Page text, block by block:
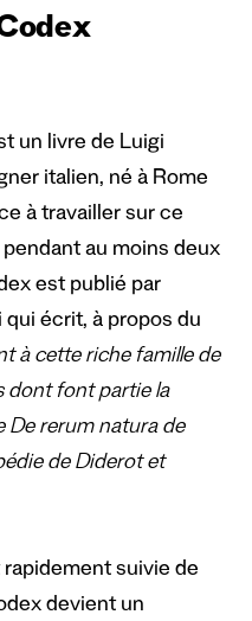
un livre de Luigi
italien, né à Rome
à travailler sur ce
au moins deux
est publié par
qui écrit, à propos du
à cette riche famille de
dont font partie la
De rerum natura de
de Diderot et
suivie de
devient un